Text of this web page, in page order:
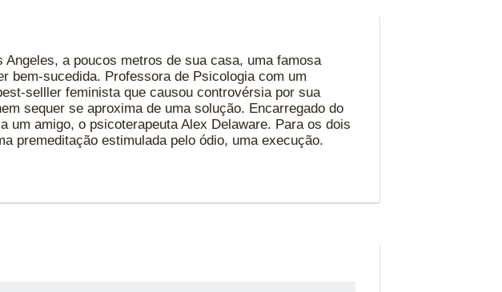
a poucos metros de sua casa, uma famosa
bem-sucedida. Professora de Psicologia com um
selller feminista que causou controvérsia por sua
sequer se aproxima de uma solução. Encarregado do
um amigo, o psicoterapeuta Alex Delaware. Para os dois
premeditação estimulada pelo ódio, uma execução.